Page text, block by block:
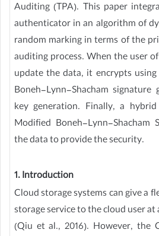
Auditing (TPA). This paper
authenticator in an algorithm of
random marking in terms of the
auditing process. When the user
update the data, it encrypts
Boneh-Lynn-Shacham
key generation. Finally, a
Modified Boneh-Lynn-Shacham
the data to provide the security.
1. Introduction
Cloud storage systems can give a
storage service to the cloud user
(Qiu et al., 2016). However, the